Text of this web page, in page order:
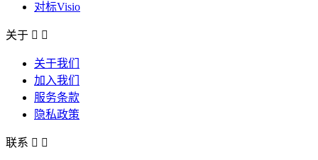
对标Visio
关于  
关于我们
加入我们
服务条款
隐私政策
联系  